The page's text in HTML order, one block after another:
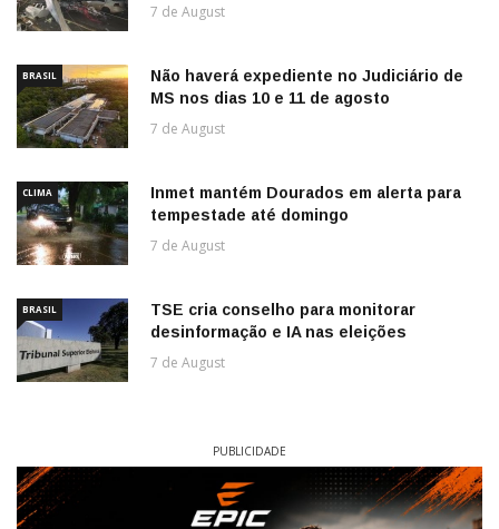
7 de August
BRASIL
Não haverá expediente no Judiciário de
MS nos dias 10 e 11 de agosto
7 de August
CLIMA
Inmet mantém Dourados em alerta para
tempestade até domingo
7 de August
BRASIL
TSE cria conselho para monitorar
desinformação e IA nas eleições
7 de August
PUBLICIDADE